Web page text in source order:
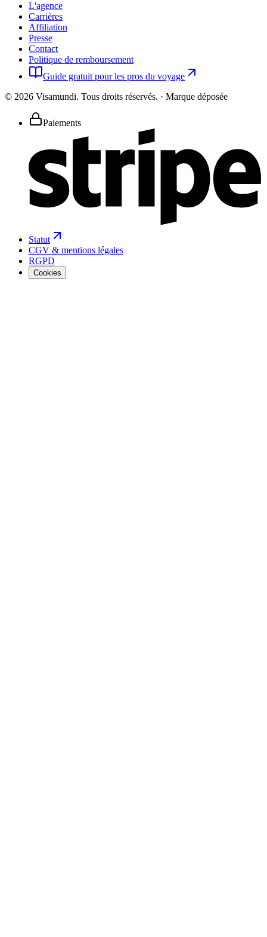
L'agence
Carrières
Affiliation
Presse
Contact
Politique de remboursement
Guide gratuit pour les pros du voyage
© 2026 Visamundi. Tous droits réservés. · Marque déposée
Paiements
Statut
CGV & mentions légales
RGPD
Cookies